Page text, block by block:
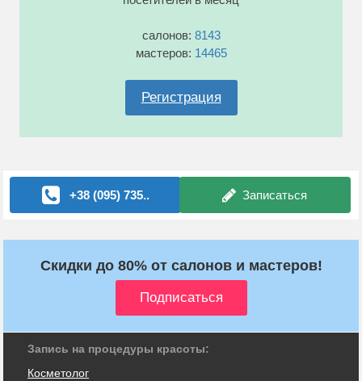
салонов: 8143
мастеров: 14465
Регистрация
+38 (095) 735.. Записаться
Скидки до 80% от салонов и мастеров!
Запись на процедуры красоты:
Косметолог